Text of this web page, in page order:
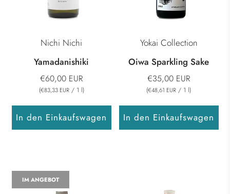
Nichi Nichi
Yamadanishiki
€60,00 EUR
(€83,33 EUR / 1 l)
In den Einkaufswagen
Yokai Collection
Oiwa Sparkling Sake
€35,00 EUR
(€48,61 EUR / 1 l)
In den Einkaufswagen
IM ANGEBOT